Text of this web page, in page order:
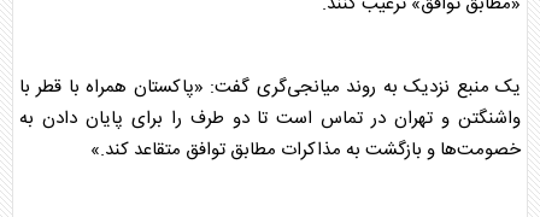
یک منبع نزدیک به روند میانجی‌گری گفت: «پاکستان همراه با قطربا
واشنگتن و تهران در تماس است تا دو طرف را برای پایان دادن به
خصومت‌ها و بازگشت به مذاکرات مطابق توافق متقاعد کند.»